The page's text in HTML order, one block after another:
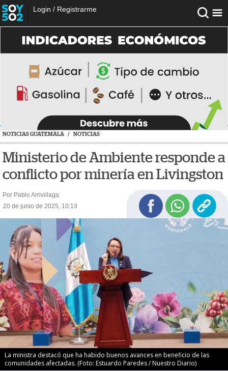
Login / Registrarme
NOTICIAS GUATEMALA / NOTICIAS
Ministerio de Ambiente responde a
conflicto por minería en Livingston
Por Pablo Arrivillaga
20 de junio de 2025, 10:13
La ministra destacó que ha habido buenos avances en beneficio de las
comunidades afectadas. (Foto: Estuardo Paredes / Nuestro Diario)